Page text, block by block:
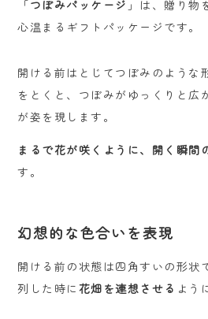
「つぼみパッケージ 」は、贈り物
心温まるギフトパッケージです。
開ける前はとじてつぼみのような
をとくと、つぼみがゆっくりと広
が姿を現します。
まるで花が咲くように、開く瞬間
す。
幻想的な色合いを表現
開ける前の状態は四角すいの形状
列した時に 花畑を連想させる よう